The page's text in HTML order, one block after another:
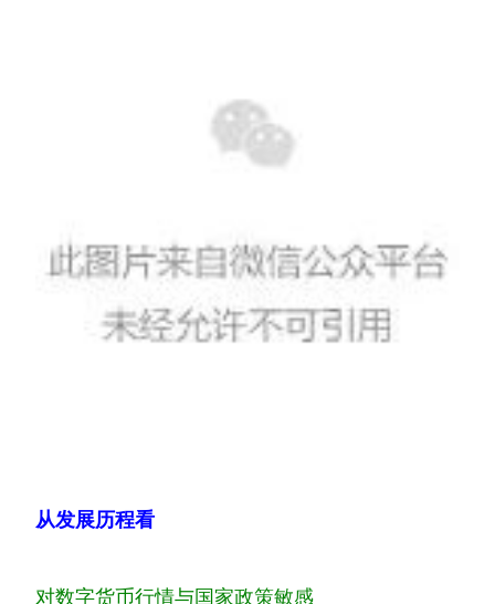
从发展历程看
对数字货币行情与国家政策敏感